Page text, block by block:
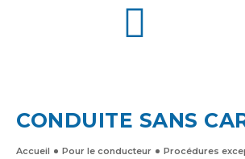
CONDUITE SANS
Accueil Pour le conducteur
Procédures